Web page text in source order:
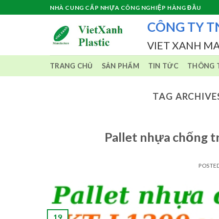
to
NHÀ CUNG CẤP NHỰA CÔNG NGHIỆP HÀNG ĐẦU
CÔNG TY
VIET XANH
TRANG CHỦ SẢN PHẨM TIN TỨC THÔNG
TAG
Pallet nhựa chống
19